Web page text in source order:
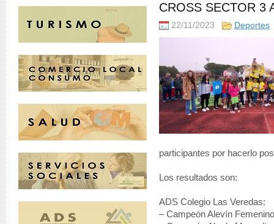
CROSS SECTOR 3
22/11/2023 Deportes
participantes por hacerlo
Los resultados son:
ADS Colegio Las Veredas:
– Campeón Alevín